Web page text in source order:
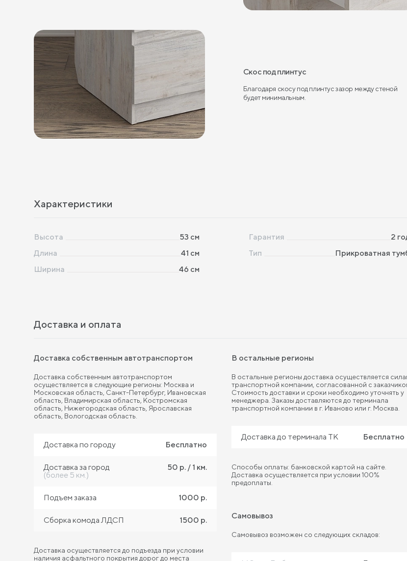
Скос под плинтус
Благодаря скосу под плинтус зазор между стеной
будет минимальным.
Характеристики
Высота 53 см Гарантия
2
Длина
41 см Тип
Прикроватная
Ширина
46 см
Доставка и оплата
Доставка собственным автотранспортом
Доставка собственным автотранспортом
осуществляется в следующие регионы: Москва и
Московская область, Санкт-Петербург, Ивановская
область, Владимирская область, Костромская
область, Нижегородская область, Ярославская
область, Вологодская область.
Доставка по городу Бесплатно
Доставка за город
(более 5 км.)
50 р. / 1 км.
Подъем заказа 1000 р.
Сборка комода ЛДСП 1500 р.
Доставка осуществляется до подъезда при условии
наличия асфальтного покрытия дорог до места
В остальные регионы
В остальные регионы доставка осуществляется
транспортной компании, согласованной с
Стоимость доставки и сроки необходимо уточнять у
менеджера. Заказы доставляются до терминала
транспортной компании в г. Иваново или г. Москва.
Доставка до терминала ТК Бесплатно
Способы оплаты: банковской картой на сайте.
Доставка осуществляется при условии 100%
предоплаты.
Самовывоз
Самовывоз возможен со следующих складов: